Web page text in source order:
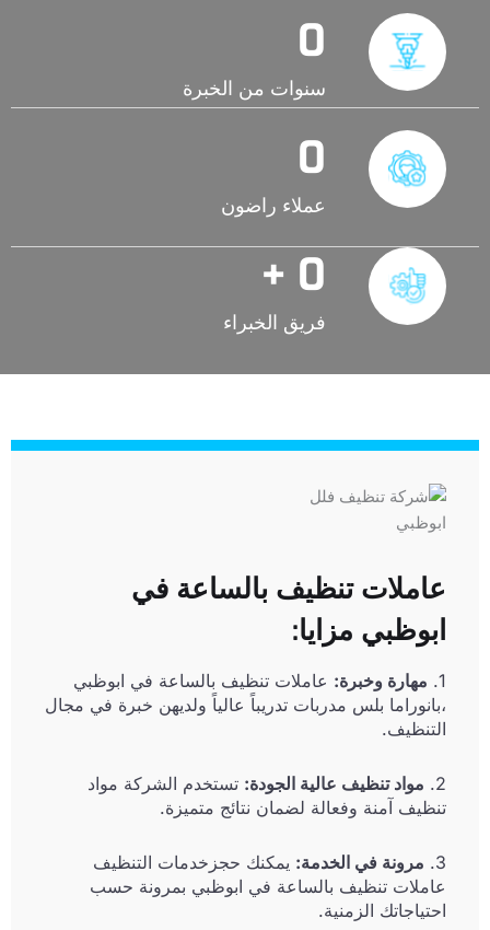
سنوات من الخبرة
0
عملاء راضون
0
فريق الخبراء
0
تنظيف بالساعة في
مزايا:
مهارة وخبرة:عاملات تنظيف بالساعة في ابوظبي
بلس مدربات تدريباً عالياً ولديهن خبرة في مجال
مواد تنظيف عالية الجودة:تستخدم الشركة مواد
آمنة وفعالة لضمان نتائج متميزة.
مرونة في الخدمة: يمكنك حجزخدمات التنظيف
تنظيف بالساعة في ابوظبي بمرونة حسب
الزمنية.